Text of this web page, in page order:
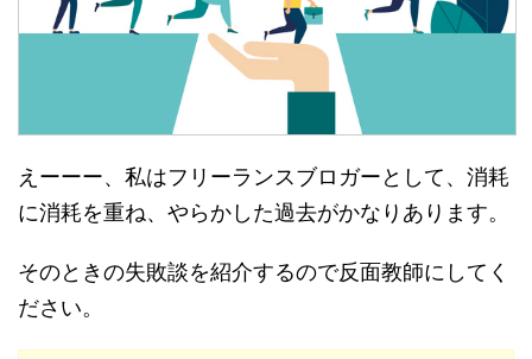
えーーー、私はフリーランスブロガーとして、消耗
に消耗を重ね、やらかした過去がかなりあります。
そのときの失敗談を紹介するので反面教師にしてく
ださい。